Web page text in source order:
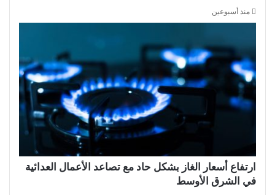
منذ أسبوعين
ارتفاع أسعار الغاز بشكل حاد مع تصاعد الأعمال العدائية
في الشرق الأوسط